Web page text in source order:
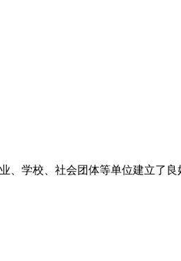
、学校、社会团体等单位建立了良